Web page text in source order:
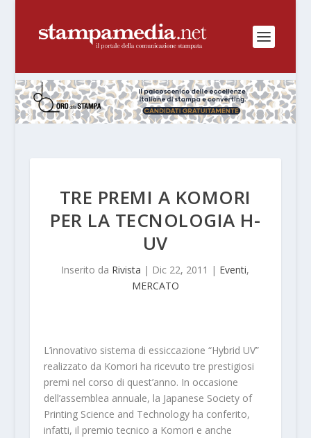
TRE PREMI A KOMORI
PER LA TECNOLOGIA H-
UV
Inserito da Rivista | Dic 22, 2011 | Eventi,
MERCATO
L’innovativo sistema di essiccazione “Hybrid UV”
realizzato da Komori ha ricevuto tre prestigiosi
premi nel corso di quest’anno. In occasione
dell’assemblea annuale, la Japanese Society of
Printing Science and Technology ha conferito,
infatti, il premio tecnico a Komori e anche